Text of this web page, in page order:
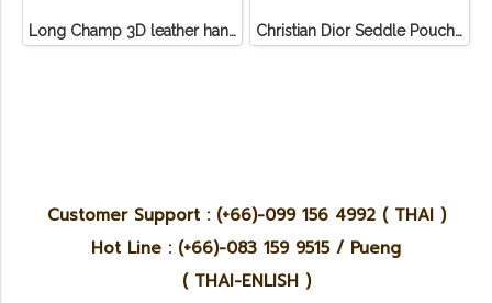
Long Champ 3D leather handbag Christian Dior Seddle Pouch Accessory Hand Bag
Customer Support : (+66)-099 156 4992 ( THAI )
Hot Line : (+66)-083 159 9515 / Pueng
( THAI-ENLISH )